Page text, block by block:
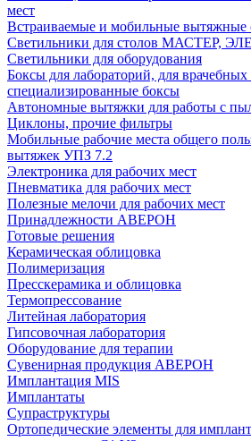
мест
Встраиваемые и мобильные вытяжные
Светильники для столов МАСТЕР,
Светильники для оборудования
Боксы для лабораторий, для врачебных
специализированные боксы
Автономные вытяжки для работы с
Циклоны, прочие фильтры
Мобильные рабочие места общего
вытяжек УПЗ 7.2
Электроника для рабочих мест
Пневматика для рабочих мест
Полезные мелочи для рабочих мест
Принадлежности АВЕРОН
Готовые решения
Керамическая облицовка
Полимеризация
Пресскерамика и облицовка
Термопрессование
Литейная лаборатория
Гипсовочная лаборатория
Оборудование для терапии
Сувенирная продукция АВЕРОН
Имплантация MIS
Имплантаты
Супраструктуры
Ортопедические элементы для